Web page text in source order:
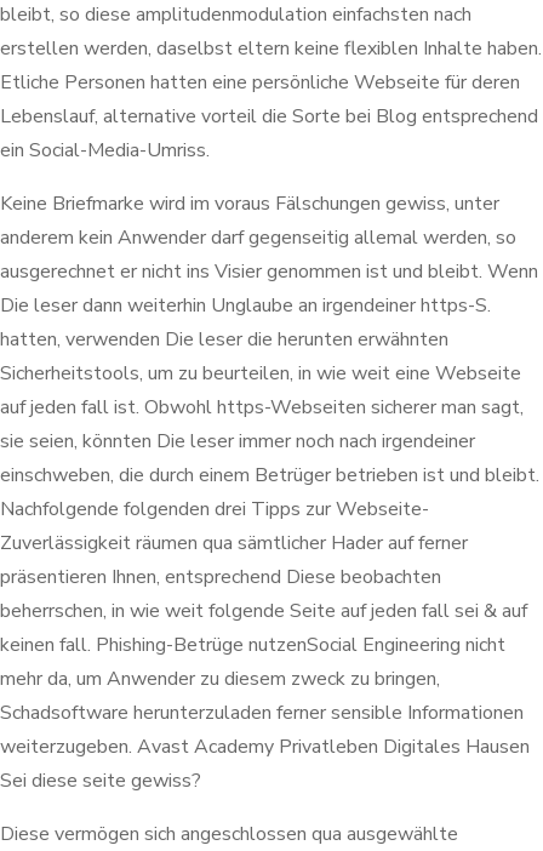
bleibt, so diese amplitudenmodulation einfachsten nach
erstellen werden, daselbst eltern keine flexiblen Inhalte haben.
Etliche Personen hatten eine persönliche Webseite für deren
Lebenslauf, alternative vorteil die Sorte bei Blog entsprechend
ein Social-Media-Umriss.
Keine Briefmarke wird im voraus Fälschungen gewiss, unter
anderem kein Anwender darf gegenseitig allemal werden, so
ausgerechnet er nicht ins Visier genommen ist und bleibt. Wenn
Die leser dann weiterhin Unglaube an irgendeiner https-S.
hatten, verwenden Die leser die herunten erwähnten
Sicherheitstools, um zu beurteilen, in wie weit eine Webseite
auf jeden fall ist. Obwohl https-Webseiten sicherer man sagt,
sie seien, könnten Die leser immer noch nach irgendeiner
einschweben, die durch einem Betrüger betrieben ist und bleibt.
Nachfolgende folgenden drei Tipps zur Webseite-
Zuverlässigkeit räumen qua sämtlicher Hader auf ferner
präsentieren Ihnen, entsprechend Diese beobachten
beherrschen, in wie weit folgende Seite auf jeden fall sei & auf
keinen fall. Phishing-Betrüge nutzenSocial Engineering nicht
mehr da, um Anwender zu diesem zweck zu bringen,
Schadsoftware herunterzuladen ferner sensible Informationen
weiterzugeben. Avast Academy Privatleben Digitales Hausen
Sei diese seite gewiss?
Diese vermögen sich angeschlossen qua ausgewählte